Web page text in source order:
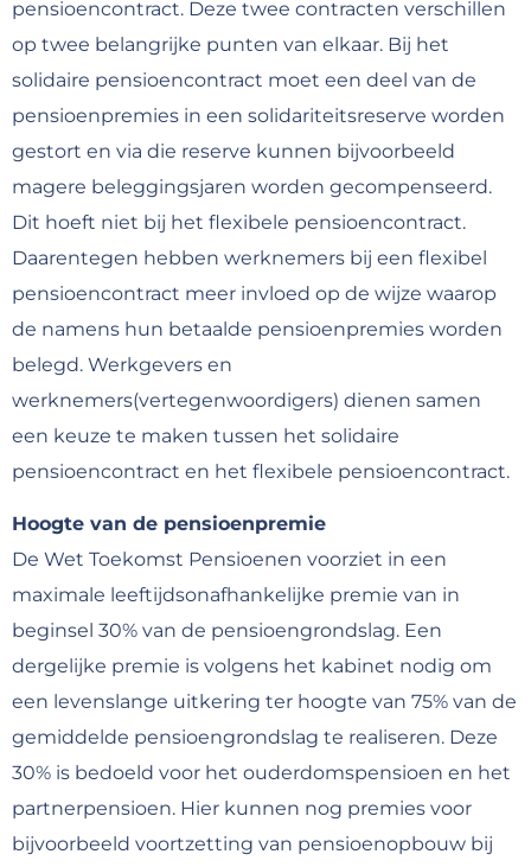
pensioencontract. Deze twee contracten verschillen
op twee belangrijke punten van elkaar. Bij het
solidaire pensioencontract moet een deel van de
pensioenpremies in een solidariteitsreserve worden
gestort en via die reserve kunnen bijvoorbeeld
magere beleggingsjaren worden gecompenseerd.
Dit hoeft niet bij het flexibele pensioencontract.
Daarentegen hebben werknemers bij een flexibel
pensioencontract meer invloed op de wijze waarop
de namens hun betaalde pensioenpremies worden
belegd. Werkgevers en
werknemers(vertegenwoordigers) dienen samen
een keuze te maken tussen het solidaire
pensioencontract en het flexibele pensioencontract.
Hoogte van de pensioenpremie
De Wet Toekomst Pensioenen voorziet in een
maximale leeftijdsonafhankelijke premie van in
beginsel 30% van de pensioengrondslag. Een
dergelijke premie is volgens het kabinet nodig om
een levenslange uitkering ter hoogte van 75% van de
gemiddelde pensioengrondslag te realiseren. Deze
30% is bedoeld voor het ouderdomspensioen en het
partnerpensioen. Hier kunnen nog premies voor
bijvoorbeeld voortzetting van pensioenopbouw bij